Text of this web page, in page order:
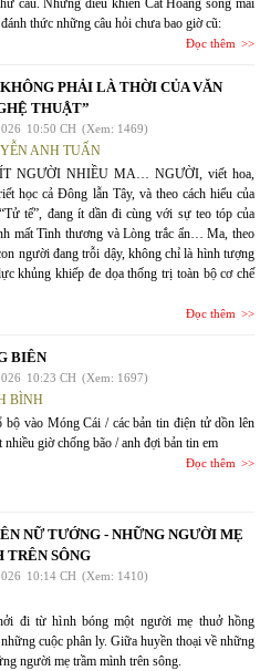
thức những câu hỏi chưa bao giờ cũ:
Đọc thêm
PHẢI LÀ THỜI CỦA VĂN
THUẬT”
10:50 CH (Xem: 1469)
ANH TUẤN
NGƯỜI NHIỀU MA… NGƯỜI, viết hoa,
học cả Đông lẫn Tây, và theo cách hiểu của
tế”, đang ít dần đi cùng với sự teo tóp của
mất Tình thương và Lòng trắc ẩn… Ma, theo
người đang trỗi dậy, không chỉ là hình tượng
khủng khiếp đe dọa thống trị toàn bộ cơ chế
Đọc thêm
BIÊN
10:23 CH (Xem: 1697)
BÌNH
bộ vào Móng Cái / các bản tin điện tử dồn lên
nhiều giờ chống bão / anh đợi bản tin em
Đọc thêm
NỮ TƯỚNG - NHỮNG NGƯỜI MẸ
TRÊN SÔNG
10:14 CH (Xem: 1410)
đi từ hình bóng một người mẹ thuở hồng
cuộc phân ly. Giữa huyền thoại về những
người mẹ trầm mình trên sông.